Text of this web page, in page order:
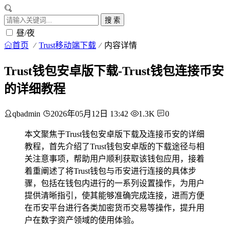
搜 索
昼/夜
首页 Trust移动端下载 内容详情
Trust钱包安卓版下载-Trust钱包连接币安
的详细教程
qbadmin 2026年05月12日 13:42 1.3K 0
本文聚焦于Trust钱包安卓版下载及连接币安的详细
教程，首先介绍了Trust钱包安卓版的下载途径与相
关注意事项，帮助用户顺利获取该钱包应用，接着
着重阐述了将Trust钱包与币安进行连接的具体步
骤，包括在钱包内进行的一系列设置操作，为用户
提供清晰指引，使其能够准确完成连接，进而方便
在币安平台进行各类加密货币交易等操作，提升用
户在数字资产领域的使用体验。